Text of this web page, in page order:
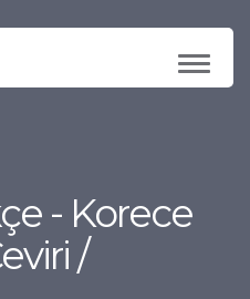
- Korece
/